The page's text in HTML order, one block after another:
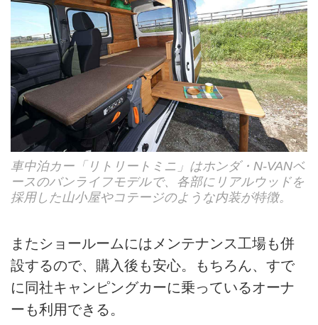
車中泊カー「リトリートミニ」はホンダ・N-VANベ
ースのバンライフモデルで、各部にリアルウッドを
採用した山小屋やコテージのような内装が特徴。
またショールームにはメンテナンス工場も併
設するので、購入後も安心。もちろん、すで
に同社キャンピングカーに乗っているオーナ
ーも利用できる。